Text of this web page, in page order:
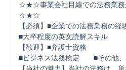
☆★☆事業会社目線での法務業務
☆★☆
【必須】■企業での法務業務の経
■大卒程度の英文読解スキル
【歓迎】■弁護士資格
■ビジネス法務検定　　■その他